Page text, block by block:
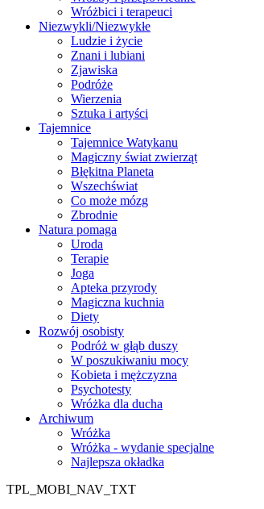
Wróżbici i terapeuci
Niezwykli/Niezwykłe
Ludzie i życie
Znani i lubiani
Zjawiska
Podróże
Wierzenia
Sztuka i artyści
Tajemnice
Tajemnice Watykanu
Magiczny świat zwierząt
Błękitna Planeta
Wszechświat
Co może mózg
Zbrodnie
Natura pomaga
Uroda
Terapie
Joga
Apteka przyrody
Magiczna kuchnia
Diety
Rozwój osobisty
Podróż w głąb duszy
W poszukiwaniu mocy
Kobieta i mężczyzna
Psychotesty
Wróżka dla ducha
Archiwum
Wróżka
Wróżka - wydanie specjalne
Najlepsza okładka
TPL_MOBI_NAV_TXT